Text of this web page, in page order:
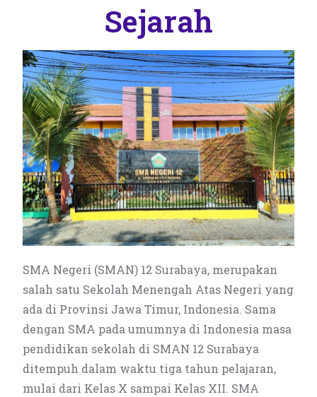
Sejarah
SMA Negeri (SMAN) 12 Surabaya, merupakan
salah satu Sekolah Menengah Atas Negeri yang
ada di Provinsi Jawa Timur, Indonesia. Sama
dengan SMA pada umumnya di Indonesia masa
pendidikan sekolah di SMAN 12 Surabaya
ditempuh dalam waktu tiga tahun pelajaran,
mulai dari Kelas X sampai Kelas XII. SMA